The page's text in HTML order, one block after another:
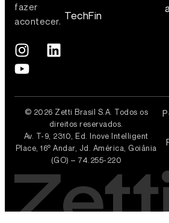
fazer
acontecer. TechFin
© 2026 Zetti Brasil S.A. Todos os
direitos reservados.
Av. T-9, 2310, Ed. Inove Intelligent
Place, 16º Andar, Jd. América, Goiânia
(GO) – 74.255-220